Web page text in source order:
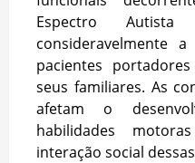
Espectro Autista
consideravelmente
pacientes
seus familiares. As
afetam o
habilidades
interação social